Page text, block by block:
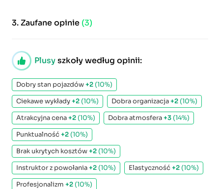
3.Zaufane opinie (3)
Plusyszkoły według opinii:
Dobry stan pojazdów+2 (10%)
Ciekawe wykłady+2 (10%) Dobra organizacja+2 (10%)
Atrakcyjna cena+2 (10%) Dobra atmosfera+3 (14%)
Punktualność+2 (10%)
Brak ukrytych kosztów+2 (10%)
Instruktor z powołania+2 (10%) Elastyczność+2 (10%)
Profesjonalizm +2 (10%)